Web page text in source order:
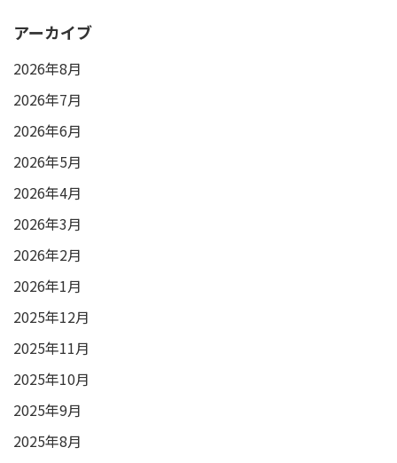
アーカイブ
2026年8月
2026年7月
2026年6月
2026年5月
2026年4月
2026年3月
2026年2月
2026年1月
2025年12月
2025年11月
2025年10月
2025年9月
2025年8月